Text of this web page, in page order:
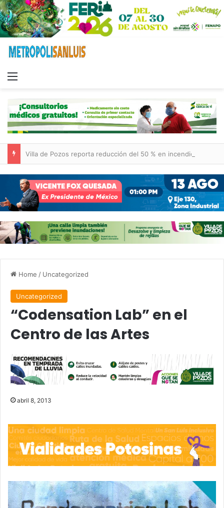
Home / Uncategorized
Uncategorized
“Codensation Lab” en el
Centro de las Artes
abril 8, 2013